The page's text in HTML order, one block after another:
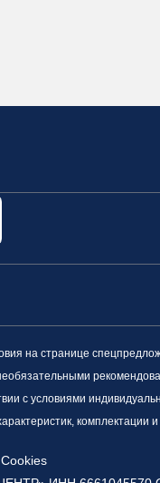
на странице
с условиями
Cookies